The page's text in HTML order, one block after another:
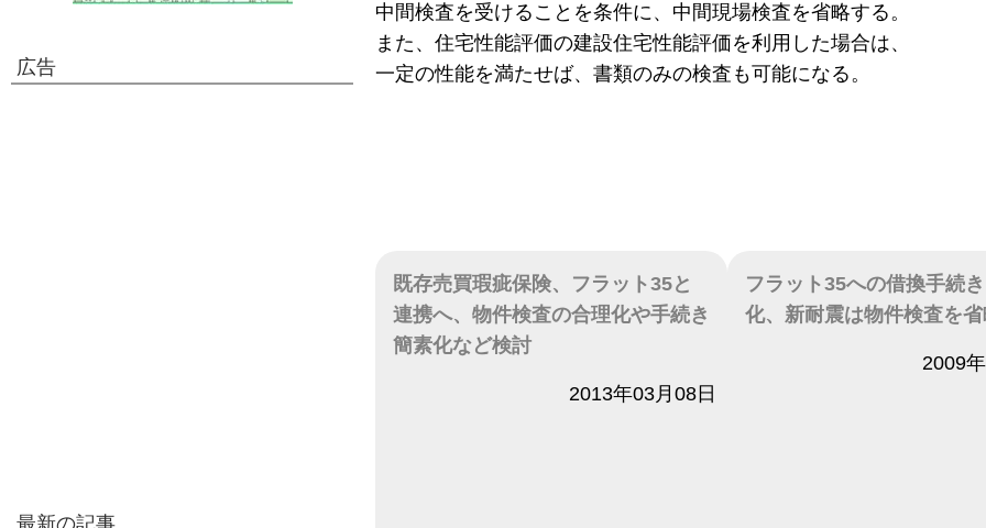
中間検査を受けることを条件に、中間現場検査を省略する。
また、住宅性能評価の建設住宅性能評価を利用した場合は、
一定の性能を満たせば、書類のみの検査も可能になる。
既存売買瑕疵保険、フラット35と
連携へ、物件検査の合理化や手続き
簡素化など検討
2013年03月08日
フラット35への借換手続
化、新耐震は物件検査を
2009
広告
最新の記事